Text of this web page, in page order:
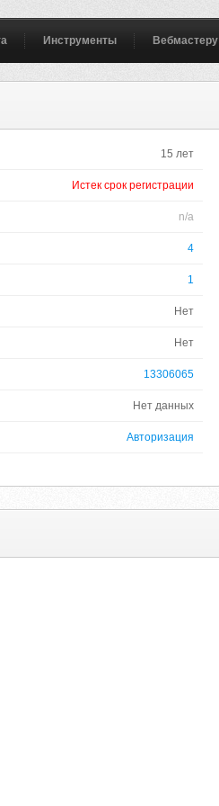
Инструменты Вебмастеру
15 лет
Истек срок регистрации
n/a
4
1
Нет
Нет
13306065
Нет данных
Авторизация